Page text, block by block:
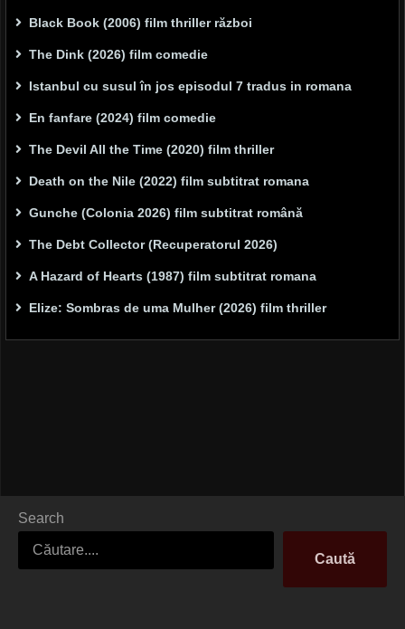
Black Book (2006) film thriller război
The Dink (2026) film comedie
Istanbul cu susul în jos episodul 7 tradus in romana
En fanfare (2024) film comedie
The Devil All the Time (2020) film thriller
Death on the Nile (2022) film subtitrat romana
Gunche (Colonia 2026) film subtitrat română
The Debt Collector (Recuperatorul 2026)
A Hazard of Hearts (1987) film subtitrat romana
Elize: Sombras de uma Mulher (2026) film thriller
Search
Caută